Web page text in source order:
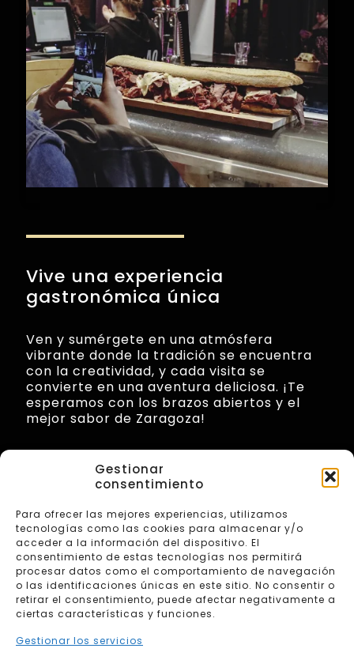
Gestionar
consentimiento
Para ofrecer las mejores experiencias, utilizamos
tecnologías como las cookies para almacenar y/o
acceder a la información del dispositivo. El
consentimiento de estas tecnologías nos permitirá
procesar datos como el comportamiento de navegación
o las identificaciones únicas en este sitio. No consentir o
retirar el consentimiento, puede afectar negativamente a
ciertas características y funciones.
Gestionar los servicios
Vive una experiencia
gastronómica única
Ven y sumérgete en una atmósfera
vibrante donde la tradición se encuentra
con la creatividad, y cada visita se
convierte en una aventura deliciosa. ¡Te
esperamos con los brazos abiertos y el
mejor sabor de Zaragoza!
© 2026 zentralrombo.com | Todos los derechos
reservados
Web diseñada porAragón Marketing
Aviso legal